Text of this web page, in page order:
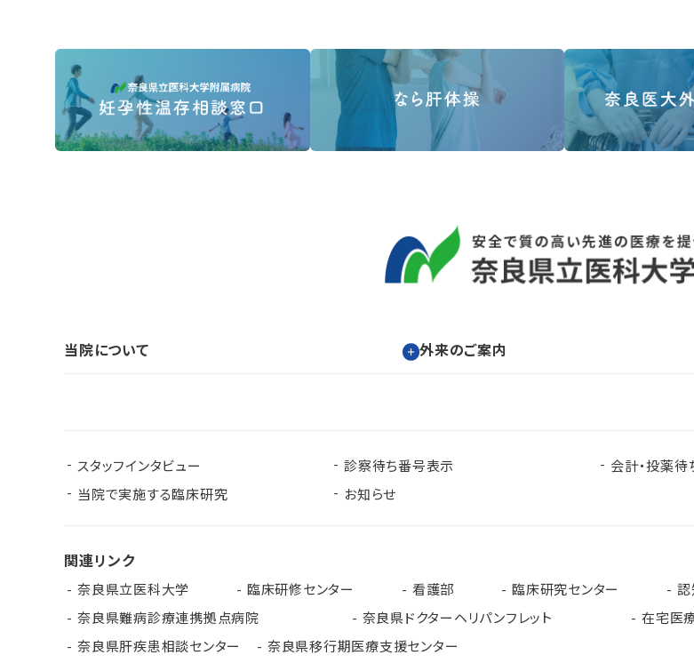
当院について 外来のご案内
スタッフインタビュー
当院で実施する臨床研究
診察待ち番号表示
お知らせ
会計・投薬
関連リンク
奈良県立医科大学 臨床研修センター 看護部 臨床研究センター 認
奈良県難病診療連携拠点病院
奈良県ドクターヘリパンフレット 在宅医
奈良県肝疾患相談センター
奈良県移行期医療支援センター